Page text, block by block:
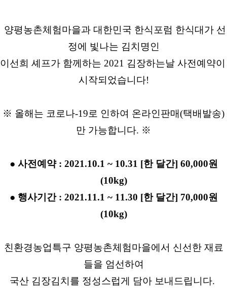
정에 빛나는 김치명인
이선희 셰프가 함께하는 2021 김장하는날 사전예약이
시작되었습니다!
※ 올해는 코로나-19로 인하여 온라인판매(택배발송)
만 가능합니다. ※
● 사전예약 : 2021.10.1 ~ 10.31 [한 달간] 60,000원
(10kg)
● 행사기간 : 2021.11.1 ~ 11.30 [한 달간] 70,000원
(10kg)
친환경농업특구 양평농촌체험마을에서 신선한 재료
들을 엄선하여
국산 김장김치를 정성스럽게 담아 보내드립니다.